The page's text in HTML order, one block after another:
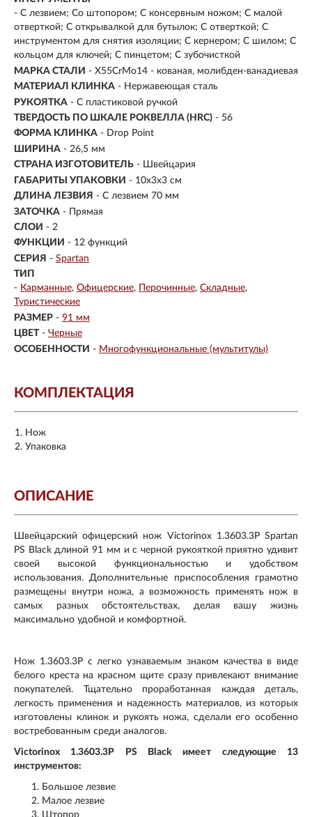
- С лезвием; Со штопором; С консервным ножом; С малой
отверткой; С открывалкой для бутылок; С отверткой; С
инструментом для снятия изоляции; С кернером; С шилом; С
кольцом для ключей; С пинцетом; С зубочисткой
МАРКА СТАЛИ - X55CrMo14 - кованая, молибден-ванадиевая
МАТЕРИАЛ КЛИНКА - Нержавеющая сталь
РУКОЯТКА - С пластиковой ручкой
ТВЕРДОСТЬ ПО ШКАЛЕ РОКВЕЛЛА (HRC) - 56
ФОРМА КЛИНКА - Drop Point
ШИРИНА - 26,5 мм
СТРАНА ИЗГОТОВИТЕЛЬ - Швейцария
ГАБАРИТЫ УПАКОВКИ - 10x3x3 см
ДЛИНА ЛЕЗВИЯ - С лезвием 70 мм
ЗАТОЧКА - Прямая
СЛОИ - 2
ФУНКЦИИ - 12 функций
СЕРИЯ - Spartan
ТИП
- Карманные Офицерские Перочинные Складные
Туристические
РАЗМЕР - 91 мм
ЦВЕТ - Черные
ОСОБЕННОСТИ - Многофункциональные (мультитулы)
КОМПЛЕКТАЦИЯ
Нож
Упаковка
ОПИСАНИЕ
Швейцарский офицерский нож Victorinox 1.3603.3P Spartan
PS Black длиной 91 мм и с черной рукояткой приятно удивит
своей высокой функциональностью и удобством
использования. Дополнительные приспособления грамотно
размещены внутри ножа, а возможность применять нож в
самых разных обстоятельствах, делая вашу жизнь
максимально удобной и комфортной.
Нож 1.3603.3P с легко узнаваемым знаком качества в виде
белого креста на красном щите сразу привлекают внимание
покупателей. Тщательно проработанная каждая деталь,
легкость применения и надежность материалов, из которых
изготовлены клинок и рукоять ножа, сделали его особенно
востребованным среди аналогов.
Victorinox 1.3603.3P PS Black имеет следующие 13
инструментов:
Большое лезвие
Малое лезвие
Штопор